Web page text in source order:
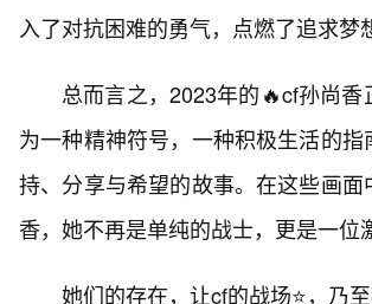
入了对抗困难的勇气，点燃了追求梦
总而言之，2023年的🔥cf孙尚
为一种精神符号，一种积极生活的
持、分享与希望的故事。在这些画
香，她不再是单纯的战士，更是一位
她们的存在，让cf的战场⭐，乃